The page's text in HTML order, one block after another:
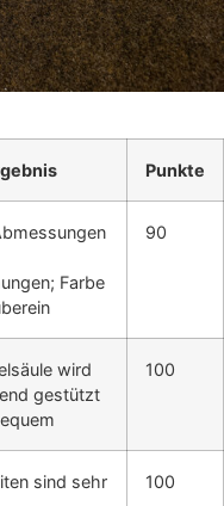
Punkte
Farbe
90
wird
gestützt
100
sind sehr
100